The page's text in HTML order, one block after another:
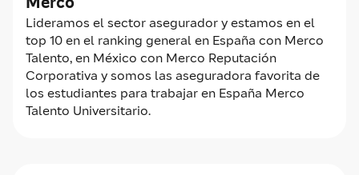
Lideramos el sector asegurador y estamos en el
top 10 en el ranking general en España con Merco
Talento, en México con Merco Reputación
Corporativa y somos las aseguradora favorita de
los estudiantes para trabajar en España Merco
Talento Universitario.